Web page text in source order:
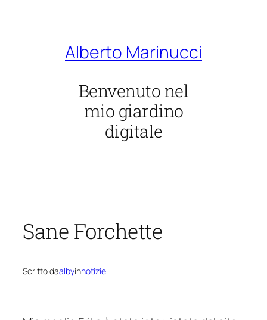
Alberto Marinucci
Benvenuto nel
mio giardino
digitale
Sane Forchette
Scritto daalbyinnotizie